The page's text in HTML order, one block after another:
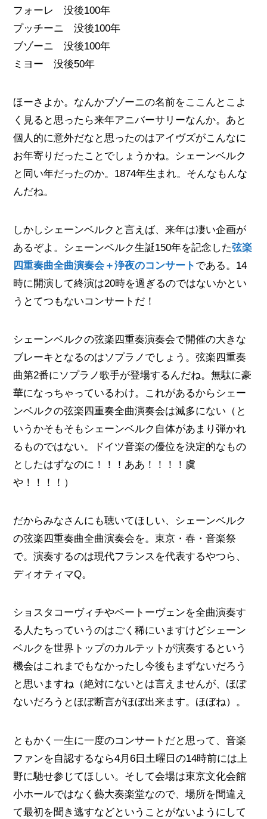
フォーレ 没後100年
プッチーニ 没後100年
ブゾーニ 没後100年
ミヨー 没後50年
ほーさよか。なんかブゾーニの名前をここんとこよ
く見ると思ったら来年アニバーサリーなんか。あと
個人的に意外だなと思ったのはアイヴズがこんなに
お年寄りだったことでしょうかね。シェーンベルク
と同い年だったのか。1874年生まれ。そんなもんな
んだね。
しかしシェーンベルクと言えば、来年は凄い企画が
あるぞよ。シェーンベルク生誕150年を記念した弦楽
四重奏曲全曲演奏会＋浄夜のコンサート である。14
時に開演して終演は20時を過ぎるのではないかとい
うとてつもないコンサートだ！
シェーンベルクの弦楽四重奏演奏会で開催の大きな
ブレーキとなるのはソプラノでしょう。弦楽四重奏
曲第2番にソプラノ歌手が登場するんだね。無駄に豪
華になっちゃっているわけ。これがあるからシェー
ンベルクの弦楽四重奏全曲演奏会は滅多にない（と
いうかそもそもシェーンベルク自体があまり弾かれ
るものではない。ドイツ音楽の優位を決定的なもの
としたはずなのに！！！ああ！！！！虞
や！！！！）
だからみなさんにも聴いてほしい、シェーンベルク
の弦楽四重奏曲全曲演奏会を。東京・春・音楽祭
で。演奏するのは現代フランスを代表するやつら、
ディオティマQ。
ショスタコーヴィチやベートーヴェンを全曲演奏す
る人たちっていうのはごく稀にいますけどシェーン
ベルクを世界トップのカルテットが演奏するという
機会はこれまでもなかったし今後もまずないだろう
と思いますね（絶対にないとは言えませんが、ほぼ
ないだろうとほぼ断言がほぼ出来ます。ほぼね）。
ともかく一生に一度のコンサートだと思って、音楽
ファンを自認するなら4月6日土曜日の14時前には上
野に馳せ参じてほしい。そして会場は東京文化会館
小ホールではなく藝大奏楽堂なので、場所を間違え
て最初を聞き逃すなどということがないようにして